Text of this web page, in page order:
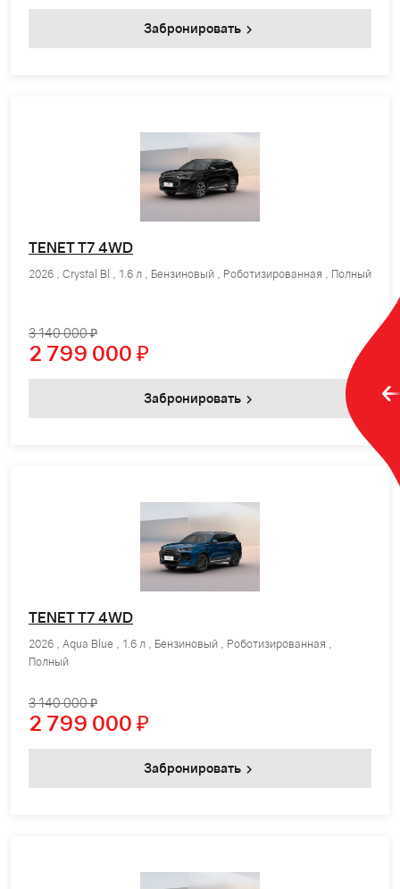
Забронировать
TENET T7 4WD
2026 , Crystal Bl , 1.6 л , Бензиновый , Роботизированная , Полный
3 140 000 ₽
2 799 000 ₽
Забронировать
TENET T7 4WD
2026 , Aqua Blue , 1.6 л , Бензиновый , Роботизированная ,
Полный
3 140 000 ₽
2 799 000 ₽
Забронировать